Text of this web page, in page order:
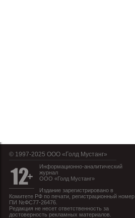
© 1997-2025 OOO «Голд Мустанг»
Информационно-аналитический
журнал
ООО «Голд Мустанг»
Издание зарегистрировано в
Комитете РФ по печати, регистрационный номер
ПИ №ФС77-26476.
Редакция не несет ответственность за
достоверность рекламных материалов.